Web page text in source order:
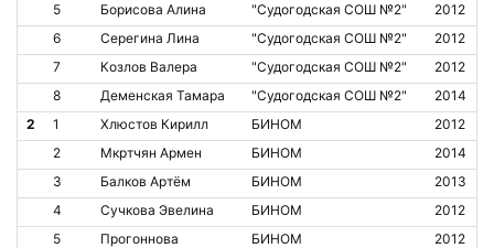
5 Борисова Алина "Судогодская СОШ №2"
2012
6
Серегина Лина "Судогодская СОШ №2"
2012
7
Козлов Валера "Судогодская СОШ №2"
2012
8
Деменская Тамара "Судогодская СОШ №2"
2014
2
1 Хлюстов Кирилл БИНОМ
2012
2
Мкртчян Армен БИНОМ
2014
3
Балков Артём БИНОМ
2013
4
Сучкова Эвелина БИНОМ
2012
5
Прогоннова
БИНОМ 2012